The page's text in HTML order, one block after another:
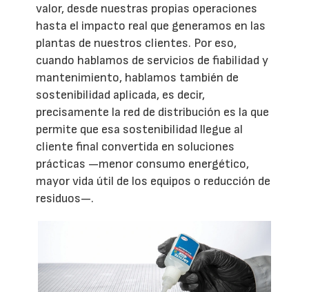
valor, desde nuestras propias operaciones
hasta el impacto real que generamos en las
plantas de nuestros clientes. Por eso,
cuando hablamos de servicios de fiabilidad y
mantenimiento, hablamos también de
sostenibilidad aplicada, es decir,
precisamente la red de distribución es la que
permite que esa sostenibilidad llegue al
cliente final convertida en soluciones
prácticas —menor consumo energético,
mayor vida útil de los equipos o reducción de
residuos—.